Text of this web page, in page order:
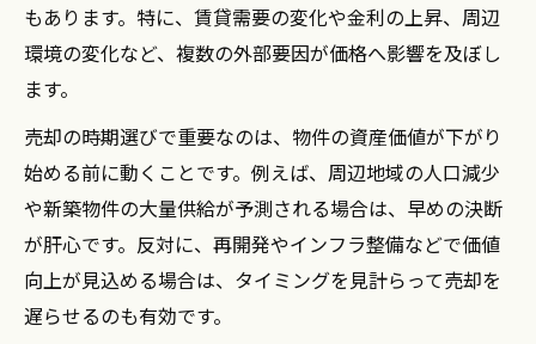
もあります。特に、賃貸需要の変化や金利の上昇、周辺
環境の変化など、複数の外部要因が価格へ影響を及ぼし
ます。
売却の時期選びで重要なのは、物件の資産価値が下がり
始める前に動くことです。例えば、周辺地域の人口減少
や新築物件の大量供給が予測される場合は、早めの決断
が肝心です。反対に、再開発やインフラ整備などで価値
向上が見込める場合は、タイミングを見計らって売却を
遅らせるのも有効です。